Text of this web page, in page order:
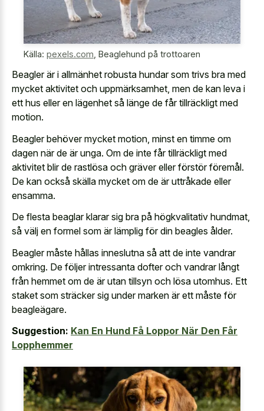
Källa: pexels.com Beaglehund på trottoaren
Beagler är i allmänhet robusta hundar som trivs bra med
mycket aktivitet och uppmärksamhet, men de kan leva i
ett hus eller en lägenhet så länge de får tillräckligt med
motion.
Beagler behöver mycket motion, minst en timme om
dagen när de är unga. Om de inte får tillräckligt med
aktivitet blir de rastlösa och gräver eller förstör föremål.
De kan också skälla mycket om de är uttråkade eller
ensamma.
De flesta beaglar klarar sig bra på högkvalitativ hundmat,
så välj en formel som är lämplig för din beagles ålder.
Beagler måste hållas inneslutna så att de inte vandrar
omkring. De följer intressanta dofter och vandrar långt
från hemmet om de är utan tillsyn och lösa utomhus. Ett
staket som sträcker sig under marken är ett måste för
beagleägare.
Suggestion: Kan En Hund Få Loppor När Den Får
Lopphemmer